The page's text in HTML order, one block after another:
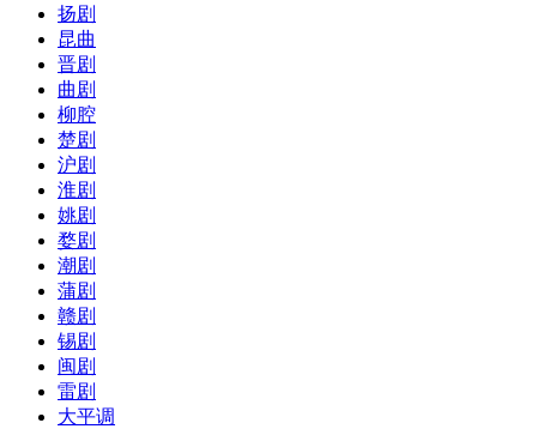
扬剧
昆曲
晋剧
曲剧
柳腔
楚剧
沪剧
淮剧
姚剧
婺剧
潮剧
蒲剧
赣剧
锡剧
闽剧
雷剧
大平调